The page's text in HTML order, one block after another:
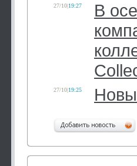
27/10|19:27
В
27/10|19:25